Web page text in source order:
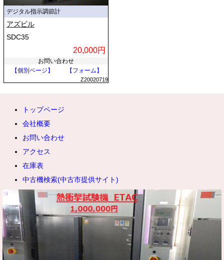
デジタル指示調節計
アズビル
SDC35
20,000円
お問い合わせ
【個別ページ】
【フォーム】
Z20020719
トップページ
会社概要
お問い合わせ
アクセス
在庫表
中古機検索(中古市提供サイト)